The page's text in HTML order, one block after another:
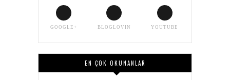
GOOGLE+ BLOGLOVIN YOUTUBE
EN ÇOK OKUNANLAR